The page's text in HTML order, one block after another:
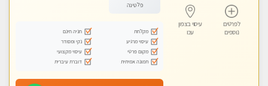
לפרטים
נוספים
עיסוי בצפון
עכו
פלטינה
מקלחת
חניה חינם
עיסוי מרגיע
נקי ומסודר
מקום פרטי
עיסוי מקצועי
תמונה אמיתית
דוברת עיברית